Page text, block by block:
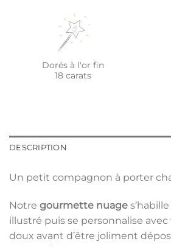
Dorés à l'or fin
18 carats
DESCRIPTION
Un petit compagnon à porter
Notre gourmette nuage
illustré puis se personnalise
doux avant d’être joliment